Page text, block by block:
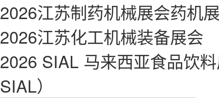
2026江苏制药机械展会药机
2026江苏化工机械装备展会
2026 SIAL 马来西亚食品饮
SIAL）